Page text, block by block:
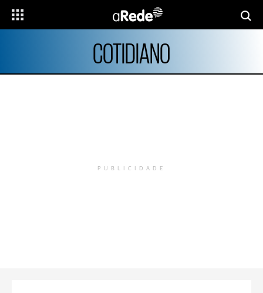
COTIDIANO
PUBLICIDADE